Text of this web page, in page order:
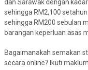
dan Sarawak dengan
sehingga RM2,100
sehingga RM200 sebulan
barangan keperluan asas
Bagaimanakah semakan
secara online? Ikuti